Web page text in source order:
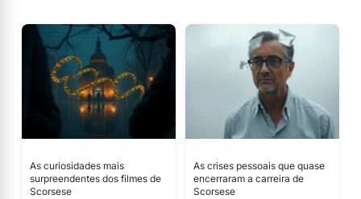
As curiosidades mais
surpreendentes dos filmes de
Scorsese
As crises pessoais que quase
encerraram a carreira de
Scorsese